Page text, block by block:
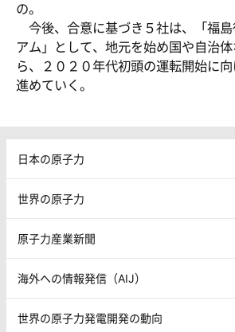
の。
今後、合意に基づき５社は、「福
アム」として、地元を始め国や自治
ら、２０２０年代初頭の運転開始に
進めていく。
日本の原子力
世界の原子力
原子力産業新聞
海外への情報発信（AIJ）
世界の原子力発電開発の動向